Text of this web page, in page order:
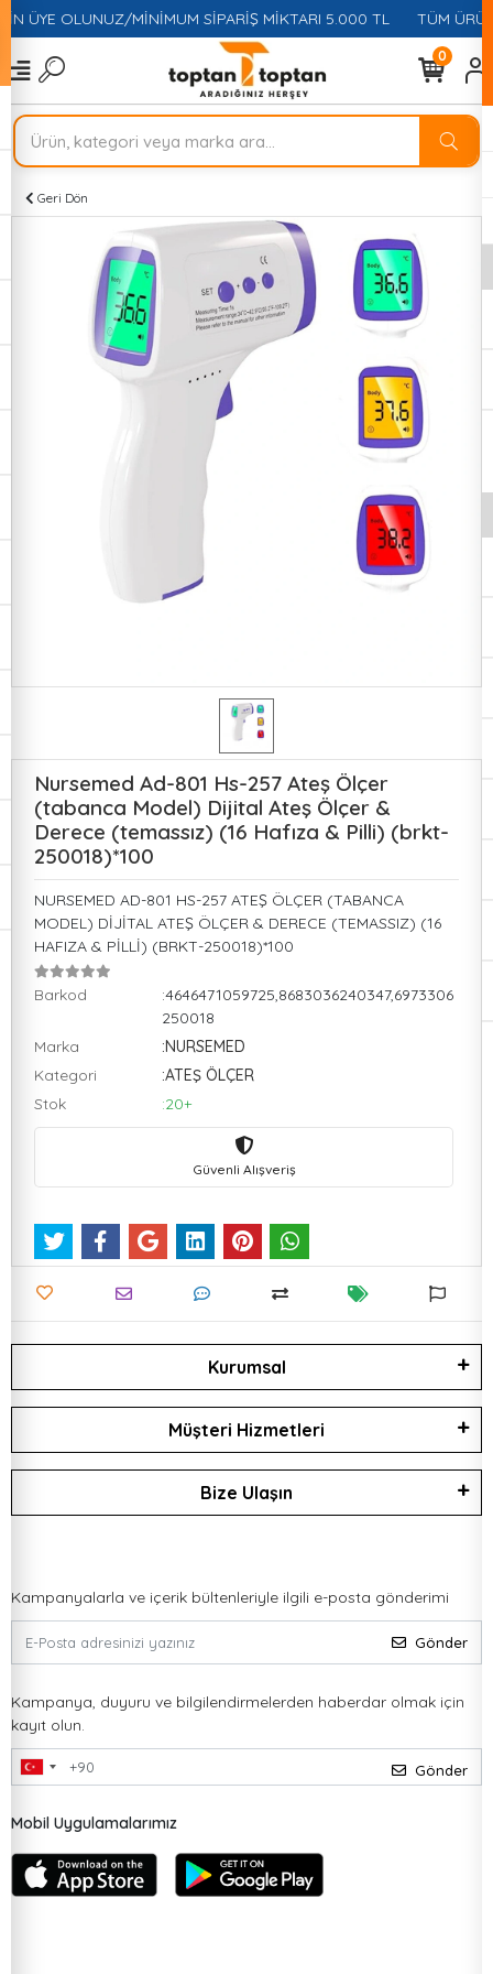
ÜYE OLUNUZ/MİNİMUM SİPARİŞ MİKTARI 5.000 TL TÜM
0
Geri Dön
Nursemed Ad-801 Hs-257 Ateş Ölçer
(tabanca Model) Dijital Ateş Ölçer &
Derece (temassız) (16 Hafıza & Pilli) (brkt-
250018)*100
NURSEMED AD-801 HS-257 ATEŞ ÖLÇER (TABANCA
MODEL) DİJİTAL ATEŞ ÖLÇER & DERECE (TEMASSIZ) (16
HAFIZA & PİLLİ) (BRKT-250018)*100
Barkod
:4646471059725,8683036240347,6973306
250018
Marka
:NURSEMED
Kategori
:ATEŞ ÖLÇER
Stok
:20+
Güvenli Alışveriş
Kurumsal
Müşteri Hizmetleri
Bize Ulaşın
Kampanyalarla ve içerik bültenleriyle ilgili e-posta gönderimi
Gönder
Kampanya, duyuru ve bilgilendirmelerden haberdar olmak için
kayıt olun.
Gönder
Mobil Uygulamalarımız